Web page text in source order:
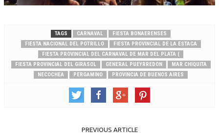
TAGS CARNAVAL
FIESTA BONAERENSES
FIESTA NACIONAL DEL POTRILLO
FIESTA PROVINCIAL DE LA ESTACA
FIESTA PROVINCIAL DEL CARNAVAL DE MAR DEL PLATA (
FIESTA PROVINCIAL DEL GIRASOL
GENERAL PUEYRREDON
MAR CHIQUITA
NECOCHEA
PERGAMINO PROVINCIA DE BUENOS AIRES
PREVIOUS ARTICLE